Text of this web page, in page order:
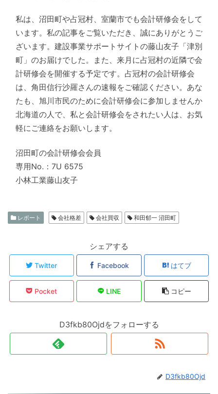
私は、沼田町や占冠村、室蘭市でも会計研修会をして
います。私の記事をご覧いただき、誠にありがとうご
ざいます。建設事業サポートサイトの藤山友子「津別
町」のお届けでした。また、来月に占冠村の近隣で会
計研修会を開催する予定です。占冠村の会計研修会
は、角田信行沙羅さんの速報をご確認ください。あな
たも、旭川市民のために会計研修会に参加しませんか
北海道の人で、私と会計研修会をされたい人は、お気
軽にご連絡をお願いします。
沼田町の会計研修会会員
専用No.：7U 6575
小林工業藤山友子
レポート 会社格差 会社買収 和田郁一 沼田町
シェアする
Twitter Facebook はてブ
Pocket LINE コピー
D3fkb80Ojdをフォローする
D3fkb80Ojd